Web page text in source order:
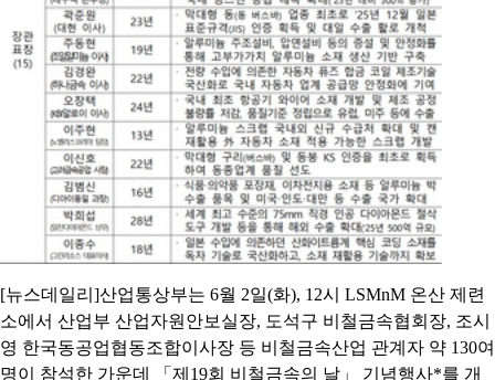
[뉴스데일리]산업통상부는 6월 2일(화), 12시 LSMnM 온산 제련
소에서 산업부 산업자원안보실장, 도석구 비철금속협회장, 조시
영 한국동공업협동조합이사장 등 비철금속산업 관계자 약 130여
명이 참석한 가운데 「제19회 비철금속의 날」 기념행사*를 개